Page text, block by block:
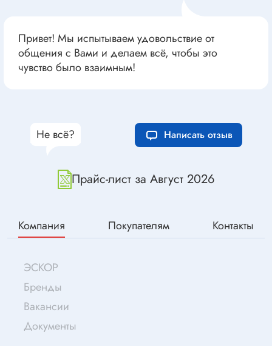
Привет! Мы испытываем удовольствие от
общения с Вами и делаем всё, чтобы это
чувство было взаимным!
Прайс-лист за Август 2026
Не всё? Написать отзыв
Компания Покупателям Контакты
ЭСКОР
Бренды
Вакансии
Документы